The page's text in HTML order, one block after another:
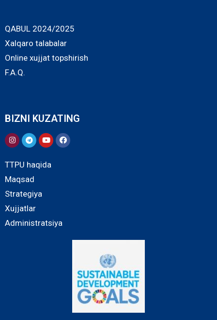
QABUL 2024/2025
Xalqaro talabalar
Online xujjat topshirish
F.A.Q.
BIZNI KUZATING
TTPU haqida
Maqsad
Strategiya
Xujjatlar
Administratsiya